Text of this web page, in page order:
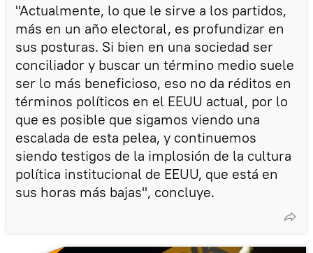
"Actualmente, lo que le sirve a los partidos,
más en un año electoral, es profundizar en
sus posturas. Si bien en una sociedad ser
conciliador y buscar un término medio suele
ser lo más beneficioso, eso no da réditos en
términos políticos en el EEUU actual, por lo
que es posible que sigamos viendo una
escalada de esta pelea, y continuemos
siendo testigos de la implosión de la cultura
política institucional de EEUU, que está en
sus horas más bajas", concluye.